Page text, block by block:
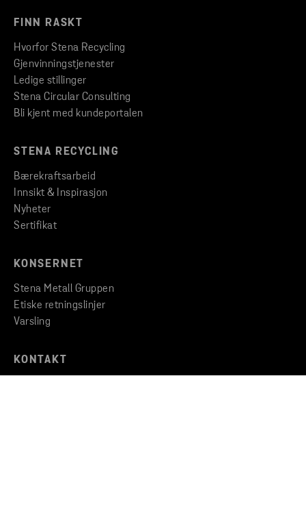
FINN RASKT
Hvorfor Stena Recycling
Gjenvinningstjenester
Ledige stillinger
Stena Circular Consulting
Bli kjent med kundeportalen
STENA RECYCLING
Bærekraftsarbeid
Innsikt & Inspirasjon
Nyheter
Sertifikat
KONSERNET
Stena Metall Gruppen
Etiske retningslinjer
Varsling
KONTAKT